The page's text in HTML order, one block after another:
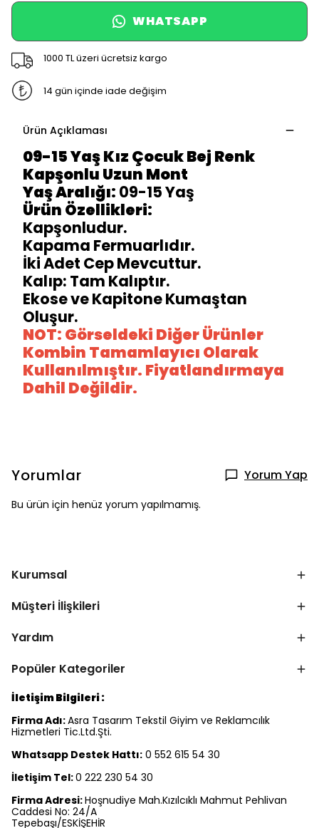
WHATSAPP
1000 TL üzeri ücretsiz kargo
14 gün içinde iade değişim
Ürün Açıklaması
09-15 Yaş Kız Çocuk Bej Renk
Kapşonlu Uzun Mont
Yaş Aralığı: 09-15 Yaş
Ürün Özellikleri:
Kapşonludur.
Kapama Fermuarlıdır.
İki Adet Cep Mevcuttur.
Kalıp: Tam Kalıptır.
Ekose ve Kapitone Kumaştan
Oluşur.
NOT: Görseldeki Diğer Ürünler
Kombin Tamamlayıcı Olarak
Kullanılmıştır. Fiyatlandırmaya
Dahil Değildir.
Yorumlar Yorum Yap
Bu ürün için henüz yorum yapılmamış.
Kurumsal
Müşteri İlişkileri
Yardım
Popüler Kategoriler
İletişim Bilgileri :
Firma Adı:Asra Tasarım Tekstil Giyim ve Reklamcılık
Hizmetleri Tic.Ltd.Şti.
Whatsapp Destek Hattı: 0 552 615 54 30
İletişim Tel:0 222 230 54 30
Firma Adresi:Hoşnudiye Mah.Kızılcıklı Mahmut Pehlivan
Caddesi No: 24/A
Tepebaşı/ESKİŞEHİR